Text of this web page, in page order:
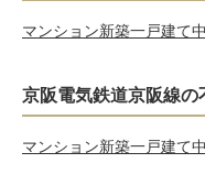
マンション新築一戸建て
京阪電気鉄道京阪線の
マンション新築一戸建て